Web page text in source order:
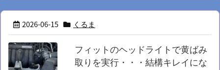
2026-06-15 くるま
フィットのヘッドライトで黄ばみ
取りを実行・・・結構キレイにな